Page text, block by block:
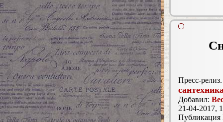
Пресс-релиз.
Добавил:
21-04-2017,